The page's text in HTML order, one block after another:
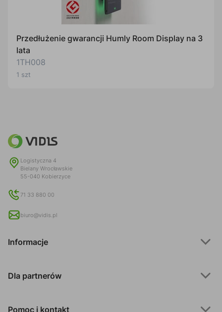
Przedłużenie gwarancji Humly Room Display na 3
lata
1TH008
1 szt
Logistyczna 4
Bielany Wrocławskie
55-040 Kobierzyce
71 33 880 00
biuro@vidis.pl
Informacje
Dla partnerów
Pomoc i kontakt